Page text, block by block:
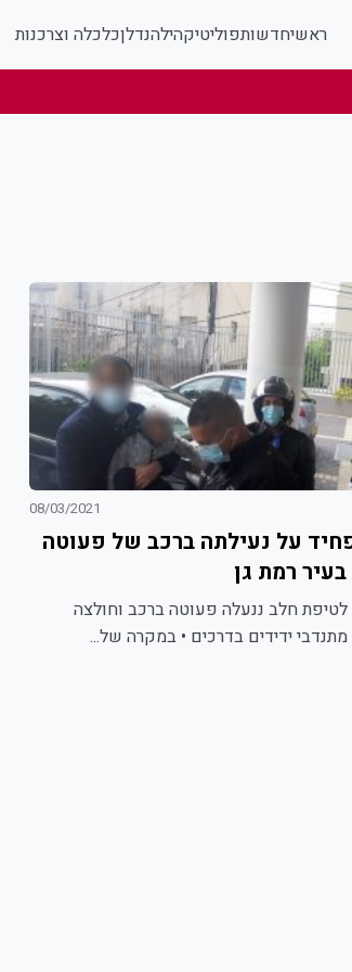
ראשיחדשותפוליטיקהילהנדלןכלכלה וצרכנות
08/03/2021
על נעילתה ברכב של פעוטה
רמת גן
לטיפת חלב ננעלה פעוטה ברכב וחולצה
מתנדבי ידידים בדרכים • במקרה של...